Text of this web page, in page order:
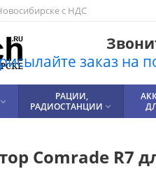
с НДС
заказ на

РАЦИИ,
РАДИОСТАНЦИИ 
Comrade R7